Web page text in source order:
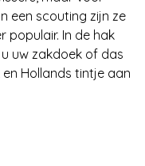
een scouting zijn ze
populair. In de hak
uw zakdoek of das
Hollands tintje aan